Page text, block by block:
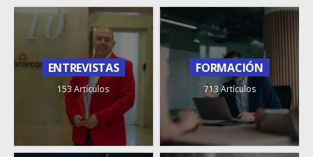
ENTREVISTAS
153 Artículos
FORMACIÓN
713 Artículos